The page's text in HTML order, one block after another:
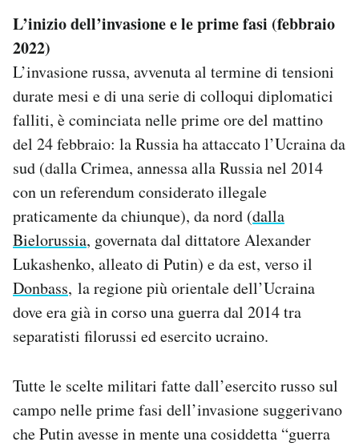
L’inizio dell’invasione e le prime fasi (febbraio
2022)
L’invasione russa, avvenuta al termine di tensioni
durate mesi e di una serie di colloqui diplomatici
falliti, è cominciata nelle prime ore del mattino
del 24 febbraio: la Russia ha attaccato l’Ucraina da
sud (dalla Crimea, annessa alla Russia nel 2014
con un referendum considerato illegale
praticamente da chiunque), da nord (dalla
Bielorussia, governata dal dittatore Alexander
Lukashenko, alleato di Putin) e da est, verso il
Donbass, la regione più orientale dell’Ucraina
dove era già in corso una guerra dal 2014 tra
separatisti filorussi ed esercito ucraino.
Tutte le scelte militari fatte dall’esercito russo sul
campo nelle prime fasi dell’invasione suggerivano
che Putin avesse in mente una cosiddetta “guerra